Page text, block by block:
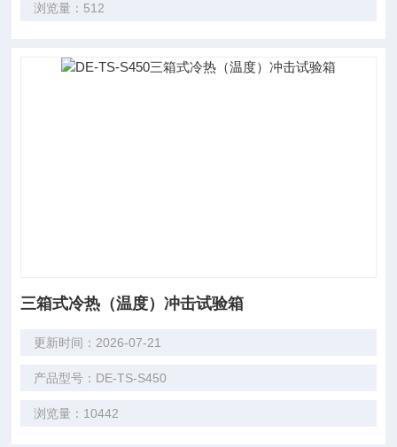
浏览量：512
三箱式冷热（温度）冲击试验箱
更新时间：2026-07-21
产品型号：DE-TS-S450
浏览量：10442